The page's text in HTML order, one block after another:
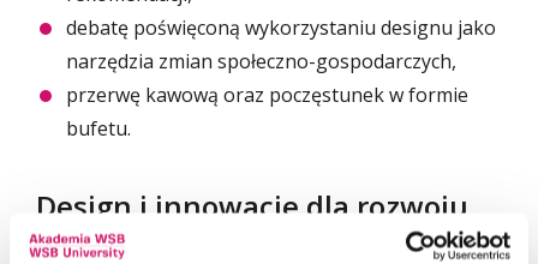
debatę poświęconą wykorzystaniu designu jako
narzędzia zmian społeczno-gospodarczych,
przerwę kawową oraz poczęstunek w formie
bufetu.
Design i innowacje dla rozwoju
regionu